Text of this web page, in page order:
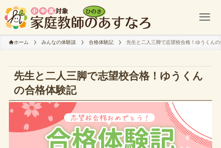
ホーム みんなの体験談 合格体験記 先生と二人三脚で志望校合格！ゆうくん
先生と二人三脚で志望校合格！ゆうくん
の合格体験記